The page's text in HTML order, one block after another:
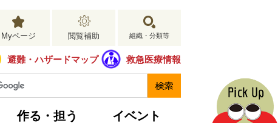
Myページ 閲覧補助 組織・分類等
避難・ハザードマップ 救急医療情報
作る・担う イベント